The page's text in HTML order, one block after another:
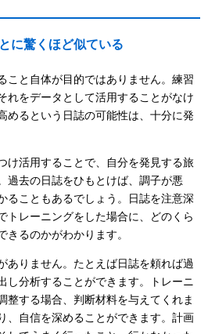
に驚くほど似ている
こと自体が目的ではありません。練習
れをデータとして活用することがなけ
めるという日誌の可能性は、十分に発
け活用することで、自分を発見する旅
過去の日誌をひもとけば、調子が悪
ることもあるでしょう。日誌を注意深
トレーニングをした場合に、どのくら
きるのかがわかります。
ありません。たとえば日誌を頼れば過
し分析することができます。トレーニ
整する場合、判断材料を与えてくれま
、自信を深めることができます。計画